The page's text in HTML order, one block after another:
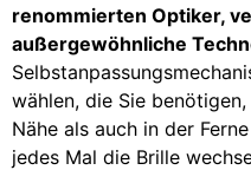
renommierten Optiker,
außergewöhnliche
wählen, die Sie
Nähe als auch in der
jedes Mal die Brille